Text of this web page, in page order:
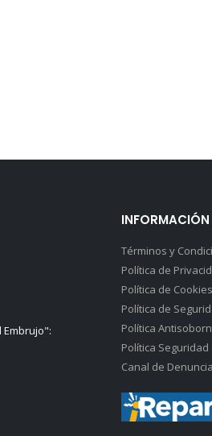
Embrujo":
Términos y
Política de
Política de Cookies
Política de
Política
Política
Canal de